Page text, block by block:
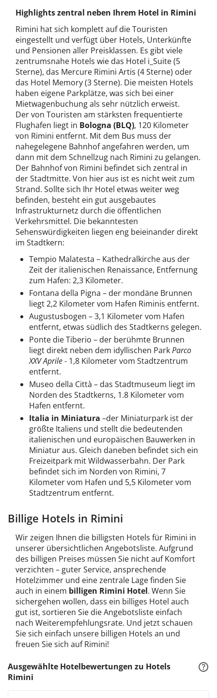
Highlights zentral neben Ihrem Hotel in Rimini
Rimini hat sich komplett auf die Touristen
eingestellt und verfügt über Hotels, Unterkünfte
und Pensionen aller Preisklassen. Es gibt viele
zentrumsnahe Hotels wie das Hotel i_Suite (5
Sterne), das Mercure Rimini Artis (4 Sterne) oder
das Hotel Memory (3 Sterne). Die meisten Hotels
haben eigene Parkplätze, was sich bei einer
Mietwagenbuchung als sehr nützlich erweist.
Der von Touristen am stärksten frequentierte
Flughafen liegt in Bologna (BLQ), 120 Kilometer
von Rimini entfernt. Mit dem Bus muss der
nahegelegene Bahnhof angefahren werden, um
dann mit dem Schnellzug nach Rimini zu gelangen.
Der Bahnhof von Rimini befindet sich zentral in
der Stadtmitte. Von hier aus ist es nicht weit zum
Strand. Sollte sich Ihr Hotel etwas weiter weg
befinden, besteht ein gut ausgebautes
Infrastrukturnetz durch die öffentlichen
Verkehrsmittel. Die bekanntesten
Sehenswürdigkeiten liegen eng beieinander direkt
im Stadtkern:
Tempio Malatesta – Kathedralkirche aus der
Zeit der italienischen Renaissance, Entfernung
zum Hafen: 2,3 Kilometer.
Fontana della Pigna – der mondäne Brunnen
liegt 2,2 Kilometer vom Hafen Riminis entfernt.
Augustusbogen – 3,1 Kilometer vom Hafen
entfernt, etwas südlich des Stadtkerns gelegen.
Ponte die Tiberio – der berühmte Brunnen
liegt direkt neben dem idyllischen ParkParco
XXV Aprile- 1,8 Kilometer vom Stadtzentrum
entfernt.
Museo della Città – das Stadtmuseum liegt im
Norden des Stadtkerns, 1.8 Kilometer vom
Hafen entfernt.
Italia in Miniatura –der Miniaturpark ist der
größte Italiens und stellt die bedeutenden
italienischen und europäischen Bauwerken in
Miniatur aus. Gleich daneben befindet sich ein
Freizeitpark mit Wildwasserbahn. Der Park
befindet sich im Norden von Rimini, 7
Kilometer vom Hafen und 5,5 Kilometer vom
Stadtzentrum entfernt.
Billige Hotels in Rimini
Wir zeigen Ihnen die billigsten Hotels für Rimini in
unserer übersichtlichen Angebotsliste. Aufgrund
des billigen Preises müssen Sie nicht auf Komfort
verzichten – guter Service, ansprechende
Hotelzimmer und eine zentrale Lage finden Sie
auch in einem billigen Rimini Hotel. Wenn Sie
sichergehen wollen, dass ein billiges Hotel auch
gut ist, sortieren Sie die Angebotsliste einfach
nach Weiterempfehlungsrate. Und jetzt schauen
Sie sich einfach unsere billigen Hotels an und
freuen Sie sich auf Rimini!
Ausgewählte Hotelbewertungen zu Hotels
Rimini